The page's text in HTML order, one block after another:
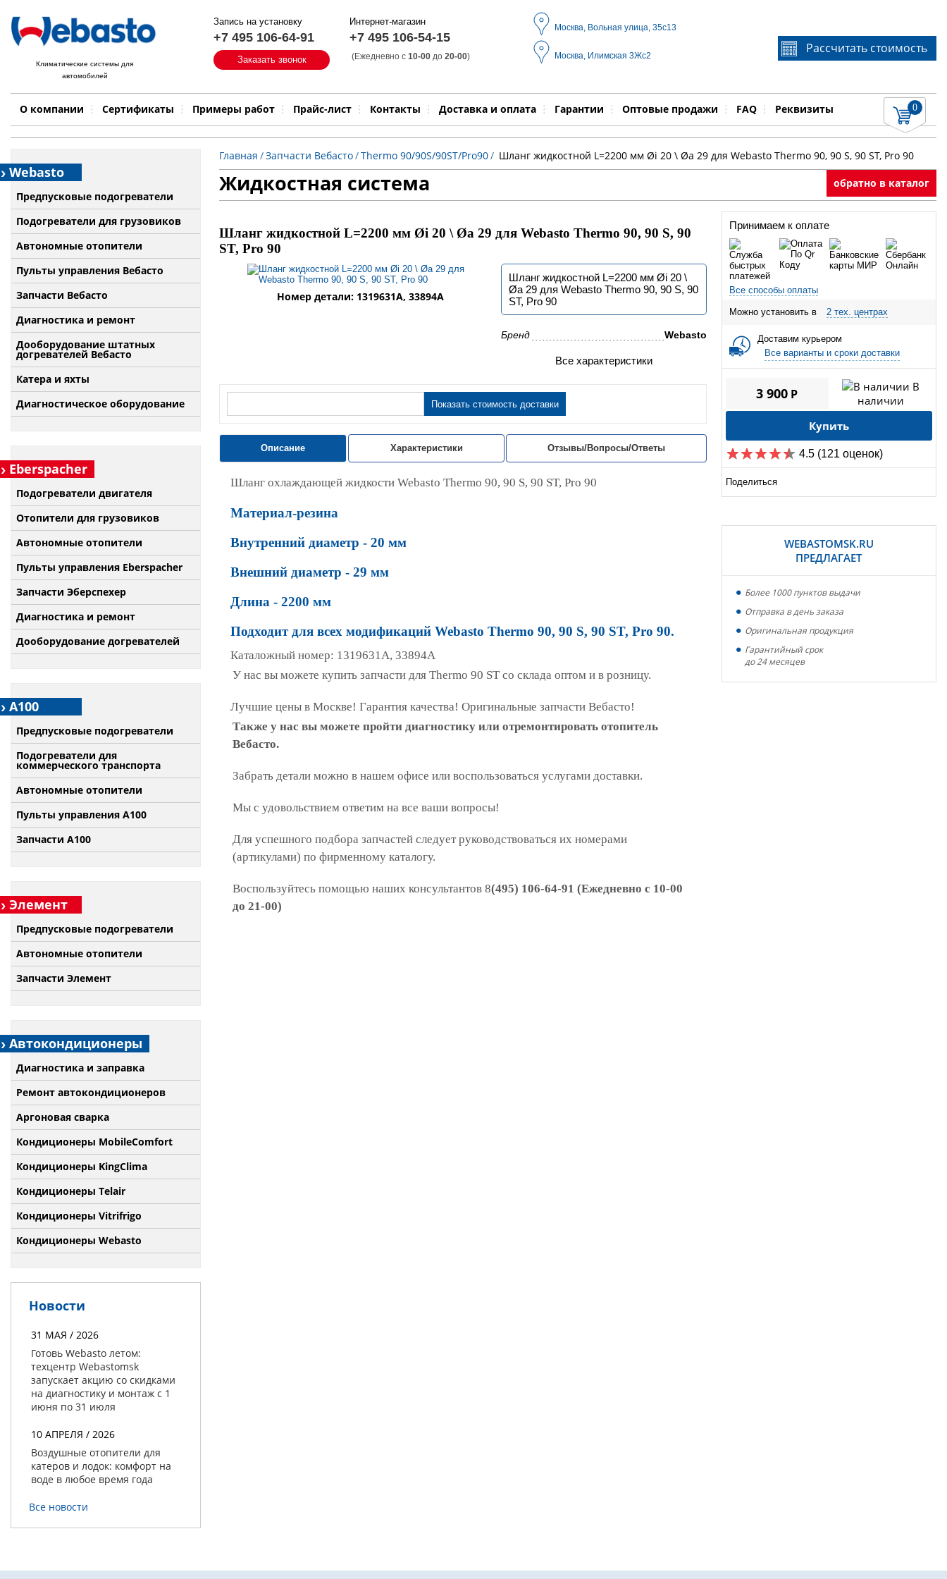
Климатические системы для
автомобилей
Запись на установку
+7 495 106-64-91
Заказать звонок
Интернет-магазин
+7 495 106-54-15
(Ежедневно с 10-00 до 20-00)
Москва, Вольная улица, 35с13
Москва, Илимская 3Жс2
Рассчитать стоимость
О компании Сертификаты Примеры работ Прайс-лист Контакты Доставка и оплата Гарантии Оптовые продажи FAQ Реквизиты 0
Быстрый поиск:
Если Вы не знаете идентификационный номер
запчасти, звоните по телефону+7 495 106-64-91, мы
Примеры работ Бренд Модель Выполняемые работы
Webasto
Предпусковые подогреватели
Подогреватели для грузовиков
Автономные отопители
Пульты управления Вебасто
Запчасти Вебасто
Диагностика и ремонт
Дооборудование штатных
догревателей Вебасто
Катера и яхты
Диагностическое оборудование
Eberspacher
Подогреватели двигателя
Отопители для грузовиков
Автономные отопители
Пульты управления Eberspacher
Запчасти Эберспехер
Диагностика и ремонт
Дооборудование догревателей
А100
Предпусковые подогреватели
Подогреватели для
коммерческого транспорта
Автономные отопители
Пульты управления A100
Запчасти А100
Элемент
Предпусковые подогреватели
Автономные отопители
Запчасти Элемент
Автокондиционеры
Диагностика и заправка
Ремонт автокондиционеров
Аргоновая сварка
Кондиционеры MobileComfort
Кондиционеры KingClima
Кондиционеры Telair
Кондиционеры Vitrifrigo
Кондиционеры Webasto
Новости
31 МАЯ / 2026
Готовь Webasto летом:
техцентр Webastomsk
запускает акцию со скидками
на диагностику и монтаж с 1
июня по 31 июля
10 АПРЕЛЯ / 2026
Воздушные отопители для
катеров и лодок: комфорт на
воде в любое время года
Все новости
Главная /Запчасти Вебасто/Thermo 90/90S/90ST/Pro90/ Шланг жидкостной L=2200 мм Øi 20 \ Øa 29 для Webasto Thermo 90, 90 S, 90 ST, Pro 90
обратно в каталог
Жидкостная система
Принимаем к оплате
Все способы оплаты
Можно установить в 2 тех. центрах
Доставим курьером
Все варианты и сроки доставки
3 900 P
В
наличии
Купить
4.5 (121 оценок)
Поделиться
WEBASTOMSK.RU
ПРЕДЛАГАЕТ
Более 1000 пунктов выдачи
Отправка в день заказа
Оригинальная продукция
Гарантийный срок
до 24 месяцев
Шланг жидкостной L=2200 мм Øi 20 \ Øa 29 для Webasto Thermo 90, 90 S, 90
ST, Pro 90
Номер детали: 1319631A, 33894А
Шланг жидкостной L=2200 мм Øi 20 \
Øa 29 для Webasto Thermo 90, 90 S, 90
ST, Pro 90
Бренд Webasto
Все характеристики
Показать стоимость доставки
Описание Характеристики Отзывы/Вопросы/Ответы
Шланг охлаждающей жидкости Webasto Thermo 90, 90 S, 90 ST, Pro 90
Материал-резина
Внутренний диаметр - 20 мм
Внешний диаметр - 29 мм
Длина - 2200 мм
Подходит для всех модификаций Webasto Thermo 90, 90 S, 90 ST, Pro 90.
Каталожный номер: 1319631A, 33894А
У нас вы можете купить запчасти для Thermo 90 ST со склада оптом и в розницу.
Лучшие цены в Москве! Гарантия качества! Оригинальные запчасти Вебасто!
Также у нас вы можете пройти диагностику или отремонтировать отопитель
Вебасто.
Забрать детали можно в нашем офисе или воспользоваться услугами доставки.
Мы с удовольствием ответим на все ваши вопросы!
Для успешного подбора запчастей следует руководствоваться их номерами
(артикулами) по фирменному каталогу.
Воспользуйтесь помощью наших консультантов 8(495) 106-64-91 (Ежедневно с 10-00
до 21-00)